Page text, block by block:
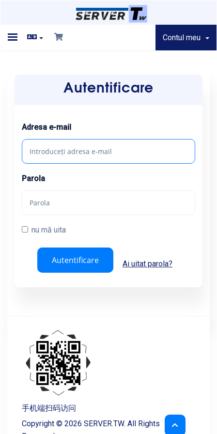
Toggle
Contul meu
Magazin
Anunțuri
Biblioteca de cunoștințe
Afiliere
Contact
Autentificare
Adresa e-mail
Parola
nu mă uita
Ai uitat parola?
手机端扫码访问
Copyright © 2026 SERVER.TW. All Rights